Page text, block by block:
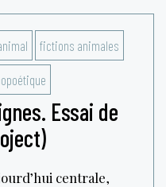
fictions animales
Essai de
centrale,